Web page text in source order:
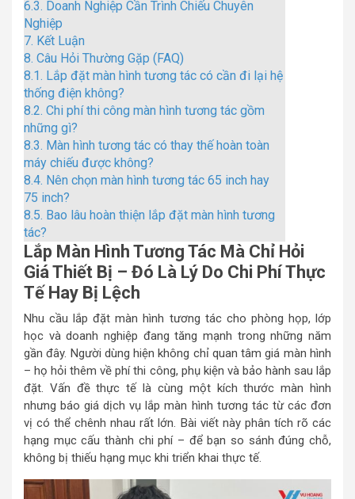
6.3. Doanh Nghiệp Cần Trình Chiếu Chuyên
Nghiệp
7. Kết Luận
8. Câu Hỏi Thường Gặp (FAQ)
8.1. Lắp đặt màn hình tương tác có cần đi lại hệ
thống điện không?
8.2. Chi phí thi công màn hình tương tác gồm
những gì?
8.3. Màn hình tương tác có thay thế hoàn toàn
máy chiếu được không?
8.4. Nên chọn màn hình tương tác 65 inch hay
75 inch?
8.5. Bao lâu hoàn thiện lắp đặt màn hình tương
tác?
Lắp Màn Hình Tương Tác Mà Chỉ Hỏi
Giá Thiết Bị – Đó Là Lý Do Chi Phí Thực
Tế Hay Bị Lệch
Nhu cầu lắp đặt màn hình tương tác cho phòng họp, lớp
học và doanh nghiệp đang tăng mạnh trong những năm
gần đây. Người dùng hiện không chỉ quan tâm giá màn hình
– họ hỏi thêm về phí thi công, phụ kiện và bảo hành sau lắp
đặt. Vấn đề thực tế là cùng một kích thước màn hình
nhưng báo giá dịch vụ lắp màn hình tương tác từ các đơn
vị có thể chênh nhau rất lớn. Bài viết này phân tích rõ các
hạng mục cấu thành chi phí – để bạn so sánh đúng chỗ,
không bị thiếu hạng mục khi triển khai thực tế.